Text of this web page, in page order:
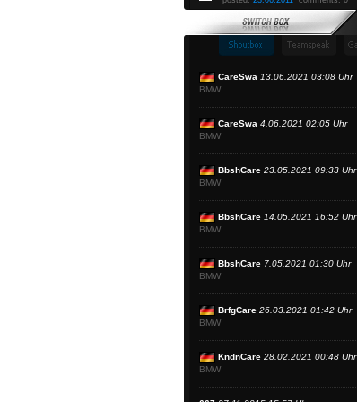
CareSwa 13.06.2021 03:08 Uhr
BMW
CareSwa 4.06.2021 02:05 Uhr
BMW
BbshCare 23.05.2021 09:33 Uhr
BMW
BbshCare 14.05.2021 16:52 Uhr
BMW
BbshCare 7.05.2021 01:30 Uhr
BMW
BrfgCare 26.03.2021 01:42 Uhr
BMW
KndnCare 28.02.2021 00:48 Uhr
BMW